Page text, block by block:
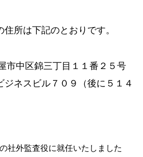
所は下記のとおりです。
市中区錦三丁目１１番２５号
ジネスビル７０９（後に５１４
社外監査役に就任いたしました